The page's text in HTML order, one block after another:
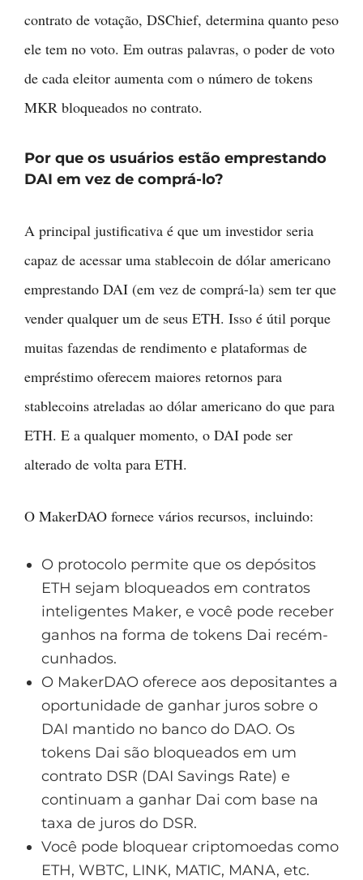
contrato de votação, DSChief, determina quanto peso
ele tem no voto. Em outras palavras, o poder de voto
de cada eleitor aumenta com o número de tokens
MKR bloqueados no contrato.
Por que os usuários estão emprestando
DAI em vez de comprá-lo?
A principal justificativa é que um investidor seria
capaz de acessar uma stablecoin de dólar americano
emprestando DAI (em vez de comprá-la) sem ter que
vender qualquer um de seus ETH. Isso é útil porque
muitas fazendas de rendimento e plataformas de
empréstimo oferecem maiores retornos para
stablecoins atreladas ao dólar americano do que para
ETH. E a qualquer momento, o DAI pode ser
alterado de volta para ETH.
O MakerDAO fornece vários recursos, incluindo:
O protocolo permite que os depósitos
ETH sejam bloqueados em contratos
inteligentes Maker, e você pode receber
ganhos na forma de tokens Dai recém-
cunhados.
O MakerDAO oferece aos depositantes a
oportunidade de ganhar juros sobre o
DAI mantido no banco do DAO. Os
tokens Dai são bloqueados em um
contrato DSR (DAI Savings Rate) e
continuam a ganhar Dai com base na
taxa de juros do DSR.
Você pode bloquear criptomoedas como
ETH, WBTC, LINK, MATIC, MANA, etc.